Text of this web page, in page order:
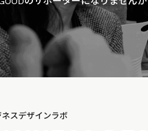
ネスデザインラボ